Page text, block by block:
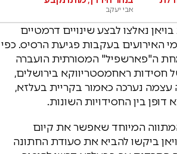
אבי יעקב
נאלצו לבצע שינויים דרמטיים
האירועים בעקבות פגיעת הרסיס. כפי
ה"פארשפיל" המסורתית הועברה
חסידות ראחמסטריווקא בירושלים,
עצמה נערכה כאמור בקריית בעלזא,
דופן בין החסידויות השונות.
המיוחד שאפשר את קיום
ביקשו להביא את סעודת החתונה